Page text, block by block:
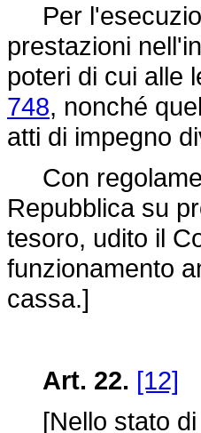
Per
prestazioni
poteri di cui alle
748, nonché
atti di impegno
Con
Repubblica su
tesoro, udito il
funzionamento
cassa.]
Art. 22. [12]
[Nello stato di